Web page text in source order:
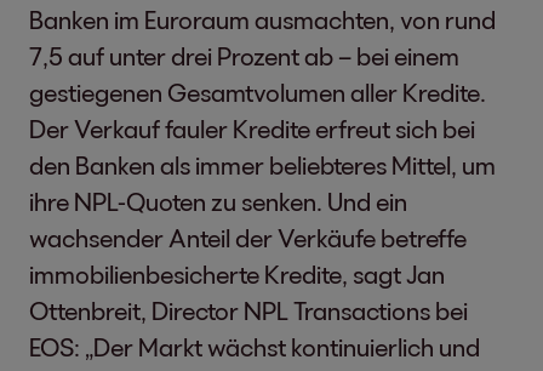
Banken im Euroraum ausmachten, von rund
7,5 auf unter drei Prozent ab – bei einem
gestiegenen Gesamtvolumen aller Kredite.
Der Verkauf fauler Kredite erfreut sich bei
den Banken als immer beliebteres Mittel, um
ihre NPL-Quoten zu senken. Und ein
wachsender Anteil der Verkäufe betreffe
immobilienbesicherte Kredite, sagt Jan
Ottenbreit, Director NPL Transactions bei
EOS: „Der Markt wächst kontinuierlich und